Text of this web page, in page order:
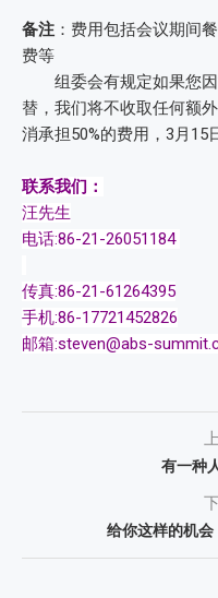
备注 ：费用包括会议期间
费等
组委会有规定如果您因
替，我们将不收取任何额
消承担50%的费用，3月15
联系我们：
汪先生
电话:86-21-26051184
传真:86-21-61264395
手机:86-17721452826
邮箱:steven@abs-
有一种
给你这样的机会